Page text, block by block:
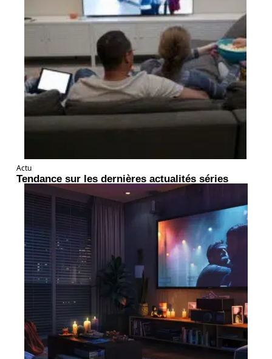
Actu
Tendance sur les dernières actualités séries